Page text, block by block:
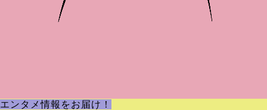
エンタメ情報をお届け！